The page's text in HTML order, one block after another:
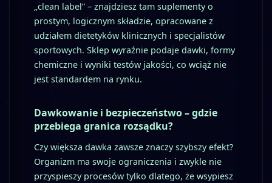
„clean label” – znajdziesz tam suplementy o
prostym, logicznym składzie, opracowane z
udziałem dietetyków klinicznych i specjalistów
sportowych. Sklep wyraźnie podaje dawki, formy
chemiczne i wyniki testów jakości, co wciąż nie
jest standardem na rynku.
Dawkowanie i bezpieczeństwo – gdzie
przebiega granica rozsądku?
Czy większa dawka zawsze znaczy szybszy efekt?
Organizm ma swoje ograniczenia i zwykle nie
przyspieszy procesów tylko dlatego, że wsypiesz